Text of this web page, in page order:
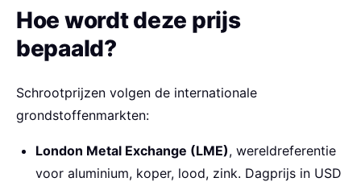
Hoe wordt deze prijs
bepaald?
Schrootprijzen volgen de internationale
grondstoffenmarkten:
London Metal Exchange (LME), wereldreferentie
voor aluminium, koper, lood, zink. Dagprijs in USD